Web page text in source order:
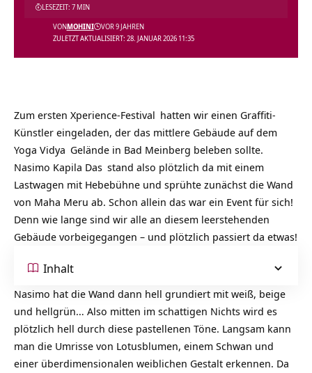
ZULETZT AKTUALISIERT: 28. JANUAR 2026 11:35
VONMOHINI VOR 9 JAHREN
LESEZEIT: 7 MIN
Zum ersten Xperience-Festival hatten wir einen Graffiti-
Künstler eingeladen, der das mittlere Gebäude auf dem
Yoga Vidya Gelände in Bad Meinberg beleben sollte.
Nasimo Kapila Das stand also plötzlich da mit einem
Lastwagen mit Hebebühne und sprühte zunächst die Wand
von Maha Meru ab. Schon allein das war ein Event für sich!
Denn wie lange sind wir alle an diesem leerstehenden
Gebäude vorbeigegangen – und plötzlich passiert da etwas!
Inhalt
Nasimo hat die Wand dann hell grundiert mit weiß, beige
und hellgrün… Also mitten im schattigen Nichts wird es
plötzlich hell durch diese pastellenen Töne. Langsam kann
man die Umrisse von Lotusblumen, einem Schwan und
einer überdimensionalen weiblichen Gestalt erkennen. Da